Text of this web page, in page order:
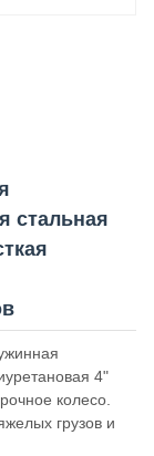
стальная
4"
колесо.
грузов и